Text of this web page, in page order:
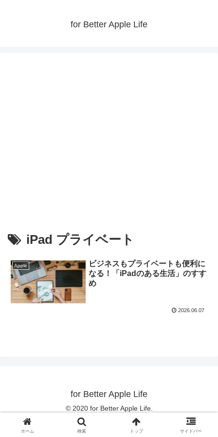
for Better Apple Life
iPad プライベート
Apple
ビジネスもプライベートも便利に
なる！「iPadのある生活」のすす
め
2026.06.07
for Better Apple Life
© 2020 for Better Apple Life.
ホーム 検索 トップ サイドバー